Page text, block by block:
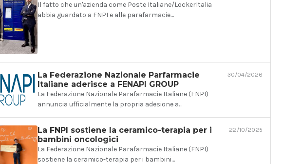
Il fatto che un'azienda come Poste Italiane/LockerItalia
abbia guardato a FNPI e alle parafarmacie…
La Federazione Nazionale Parfarmacie
Italiane aderisce a FENAPI GROUP
La Federazione Nazionale Parafarmacie Italiane (FNPI)
annuncia ufficialmente la propria adesione a…
30/04/2026
La FNPI sostiene la ceramico-terapia per i
bambini oncologici
La Federazione Nazionale Parafarmacie Italiane (FNPI)
sostiene la ceramico-terapia per i bambini…
22/10/2025